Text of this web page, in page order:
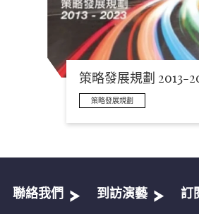
策略發展規劃 2013-
策略發展規劃
聯絡我們 到訪演藝 訂